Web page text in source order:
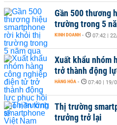
Gần 500 thương
trường trong 5
KINH DOANH - 07:42 |
Xuất khẩu nhóm
trở thành động
HÀNG HÓA - 07:40 | 19/
Thị trường
trưởng trở lại